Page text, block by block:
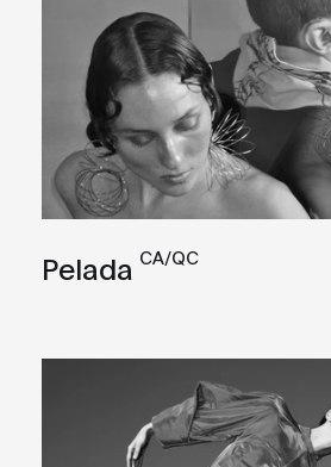
Pelada CA/QC